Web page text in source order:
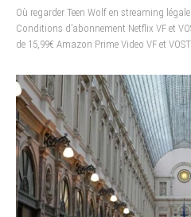
Où regarder Teen Wolf en streaming
Conditions d’abonnement Netflix VF et
de 15,99€ Amazon Prime Video VF et